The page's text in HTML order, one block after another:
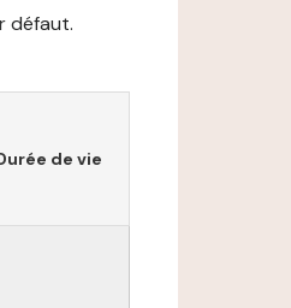
défaut.
de vie